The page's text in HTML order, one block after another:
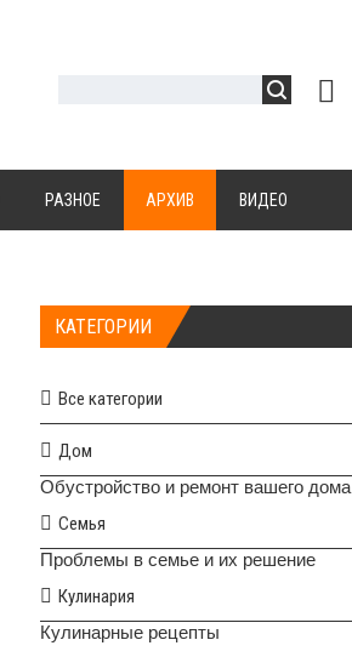
РАЗНОЕ АРХИВ ВИДЕО
КАТЕГОРИИ
Все категории
Дом
Обустройство и ремонт вашего дома
Семья
Проблемы в семье и их решение
Кулинария
Кулинарные рецепты